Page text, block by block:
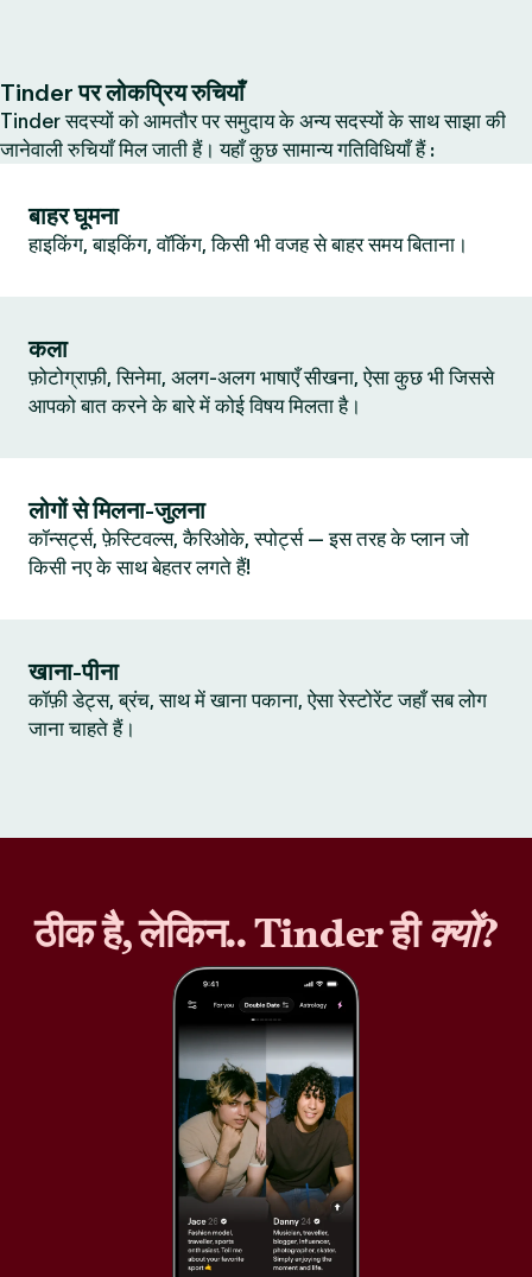
Tinder पर लोकप्रिय रुचियाँ
Tinder सदस्यों को आमतौर पर समुदाय के अन्य सदस्यों के साथ साझा की
जानेवाली रुचियाँ मिल जाती हैं। यहाँ कुछ सामान्य गतिविधियाँ हैं :
बाहर घूमना
हाइकिंग, बाइकिंग, वॉकिंग, किसी भी वजह से बाहर समय बिताना।
कला
फ़ोटोग्राफ़ी, सिनेमा, अलग-अलग भाषाएँ सीखना, ऐसा कुछ भी जिससे
आपको बात करने के बारे में कोई विषय मिलता है।
लोगों से मिलना-जुलना
कॉन्सर्ट्स, फ़ेस्टिवल्स, कैरिओके, स्पोर्ट्स — इस तरह के प्लान जो
किसी नए के साथ बेहतर लगते हैं!
खाना-पीना
कॉफ़ी डेट्स, ब्रंच, साथ में खाना पकाना, ऐसा रेस्टोरेंट जहाँ सब लोग
जाना चाहते हैं।
ठीक है, लेकिन.. Tinder हीक्यों?